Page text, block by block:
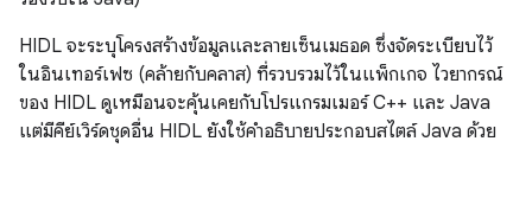
HIDL จะระบุโครงสร้างข้อมูลและลายเซ็นเมธอด ซึ่งจัดระเบียบไว้
ในอินเทอร์เฟซ (คล้ายกับคลาส) ที่รวบรวมไว้ในแพ็กเกจ ไวยากรณ์
ของ HIDL ดูเหมือนจะคุ้นเคยกับโปรแกรมเมอร์ C++ และ Java
แต่มีคีย์เวิร์ดชุดอื่น HIDL ยังใช้คำอธิบายประกอบสไตล์ Java ด้วย